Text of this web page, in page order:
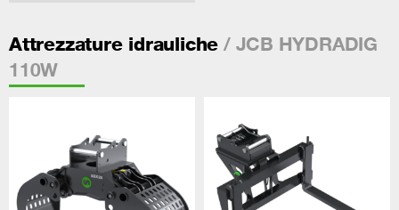
Attrezzature idrauliche / JCB HYDRADIG
110W